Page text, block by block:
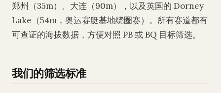
郑州（35m）、大连（90m），以及英国的 Dorney
Lake（54m，奥运赛艇基地绕圈赛）。所有赛道都有
可查证的海拔数据，方便对照 PB 或 BQ 目标筛选。
我们的筛选标准